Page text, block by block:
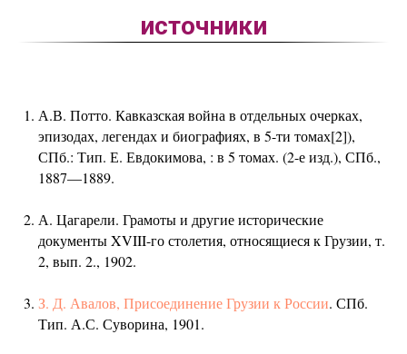
источники
А.В. Потто. Кавказская война в отдельных очерках,
эпизодах, легендах и биографиях, в 5-ти томах[2]),
СПб.: Тип. Е. Евдокимова, : в 5 томах. (2-е изд.), СПб.,
1887—1889.
А. Цагарели. Грамоты и другие исторические
документы XVIII-го столетия, относящиеся к Грузии, т.
2, вып. 2., 1902.
З. Д. Авалов, Присоединение Грузии к России. СПб.
Тип. А.С. Суворина, 1901.